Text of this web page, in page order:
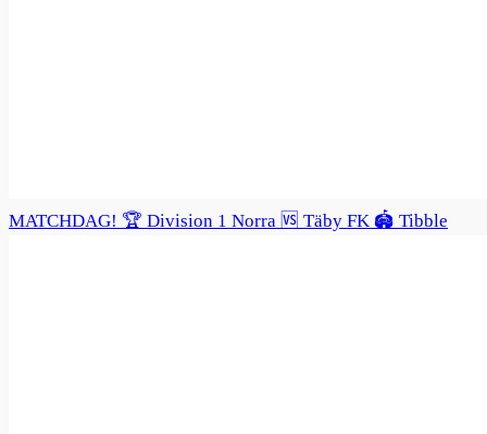
MATCHDAG! 🏆 Division 1 Norra 🆚 Täby FK 🏟️ Tibble